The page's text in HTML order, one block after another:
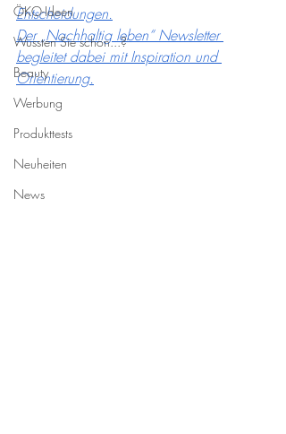
ÖKO-Ideen
Wussten Sie schon...?
Beauty
Werbung
Produkttests
Neuheiten
News
Entscheidungen.
Der „Nachhaltig leben“ Newsletter
begleitet dabei mit Inspiration und
Orientierung.